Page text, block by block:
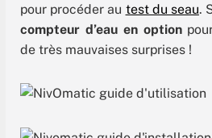
pour procéder au test du seau.
compteur d’eau en option
de très mauvaises surprises !